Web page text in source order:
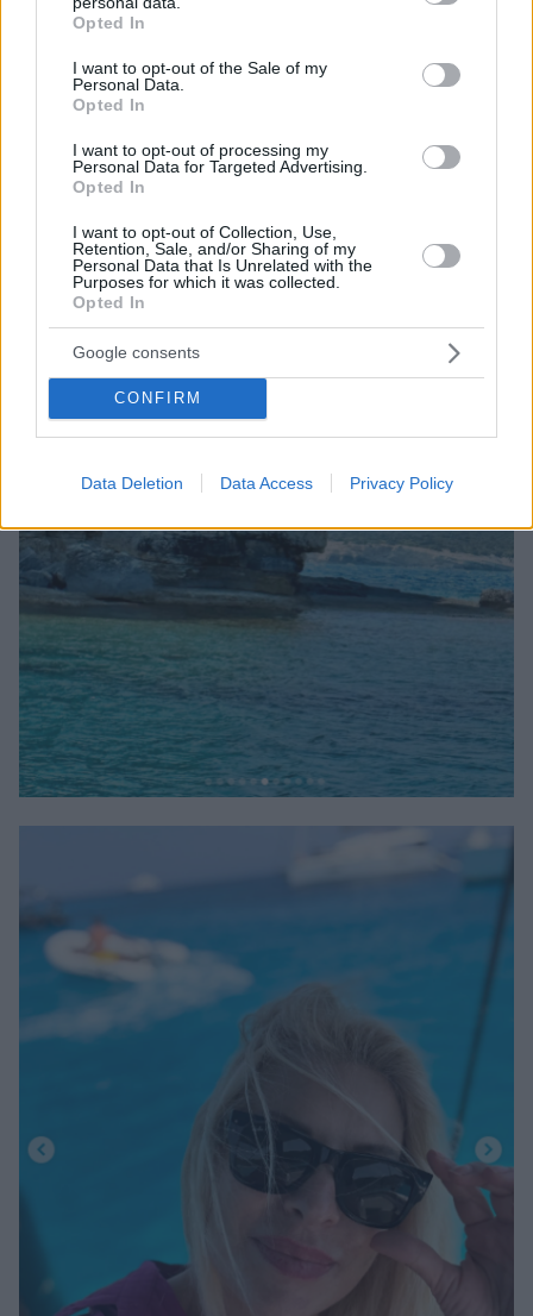
grant or deny consent to Google and its third-party tags to
use your data for below specified purposes in below Google
consent section.
Opted In
I want to opt-out of the Sale of my
Personal Data.
Opted In
I want to opt-out of processing my
Personal Data for Targeted Advertising.
Opted In
I want to opt-out of Collection, Use,
Retention, Sale, and/or Sharing of my
Personal Data that Is Unrelated with the
Purposes for which it was collected.
Opted In
Google consents
CONFIRM
Data Deletion Data Access Privacy Policy